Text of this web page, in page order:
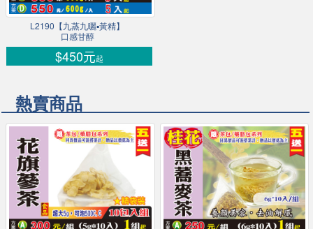
L2190【九蒸九曬▪黃精】
口感甘醇
$450元起
熱賣商品